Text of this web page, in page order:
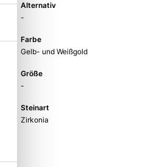
Alternativ
-
Farbe
Gelb- und Weißgold
Größe
-
Steinart
Zirkonia